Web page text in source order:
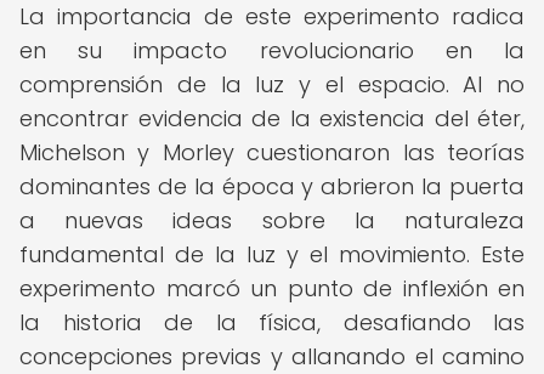
La importancia de este experimento radica
en su impacto revolucionario en la
comprensión de la luz y el espacio. Al no
encontrar evidencia de la existencia del éter,
Michelson y Morley cuestionaron las teorías
dominantes de la época y abrieron la puerta
a nuevas ideas sobre la naturaleza
fundamental de la luz y el movimiento. Este
experimento marcó un punto de inflexión en
la historia de la física, desafiando las
concepciones previas y allanando el camino